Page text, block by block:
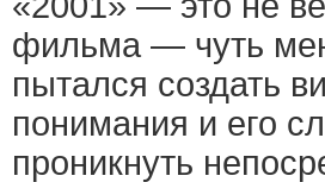
фильма — чуть
пытался создать
понимания и его
проникнуть